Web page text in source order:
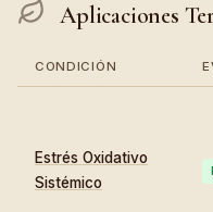
Aplicaciones
CONDICIÓN
Estrés Oxidativo
Sistémico